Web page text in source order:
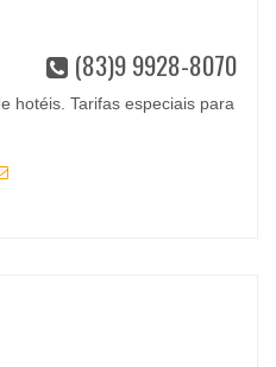
(83)9 9928-8070
hotéis. Tarifas especiais para